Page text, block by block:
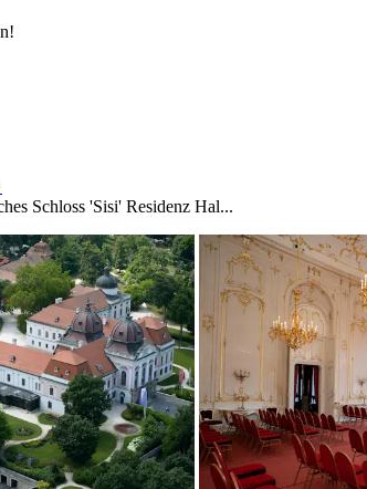
Schloss 'Sisi' Residenz Hal...